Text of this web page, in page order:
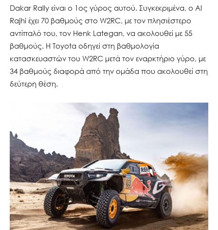
Dakar Rally είναι ο 1ος γύρος αυτού. Συγκεκριμένα, ο Al
Rajhi έχει 70 βαθμούς στο W2RC, με τον πλησιέστερο
αντίπαλό του, τον Henk Lategan, να ακολουθεί με 55
βαθμούς. Η Toyota οδηγεί στη βαθμολογία
κατασκευαστών του W2RC μετά τον εναρκτήριο γύρο, με
34 βαθμούς διαφορά από την ομάδα που ακολουθεί στη
δεύτερη θέση.